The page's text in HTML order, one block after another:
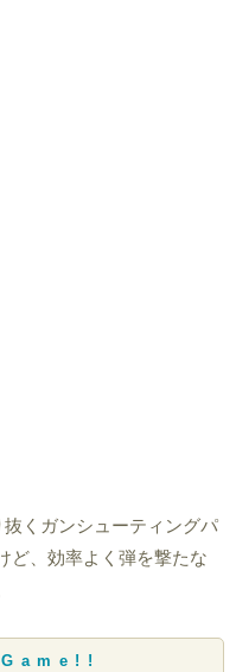
くガンシューティングパ
ど、効率よく弾を撃たな